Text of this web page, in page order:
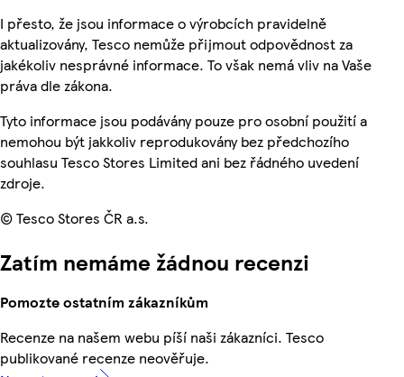
I přesto, že jsou informace o výrobcích pravidelně
aktualizovány, Tesco nemůže přijmout odpovědnost za
jakékoliv nesprávné informace. To však nemá vliv na Vaše
práva dle zákona.
Tyto informace jsou podávány pouze pro osobní použití a
nemohou být jakkoliv reprodukovány bez předchozího
souhlasu Tesco Stores Limited ani bez řádného uvedení
zdroje.
© Tesco Stores ČR a.s.
Zatím nemáme žádnou recenzi
Pomozte ostatním zákazníkům
Recenze na našem webu píší naši zákazníci. Tesco
publikované recenze neověřuje.